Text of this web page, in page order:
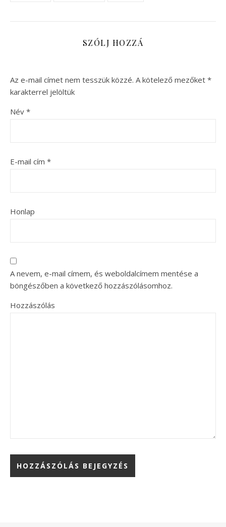
SZÓLJ HOZZÁ
Az e-mail címet nem tesszük közzé. A kötelező mezőket *
karakterrel jelöltük
Név *
E-mail cím *
Honlap
A nevem, e-mail címem, és weboldalcímem mentése a
böngészőben a következő hozzászólásomhoz.
Hozzászólás